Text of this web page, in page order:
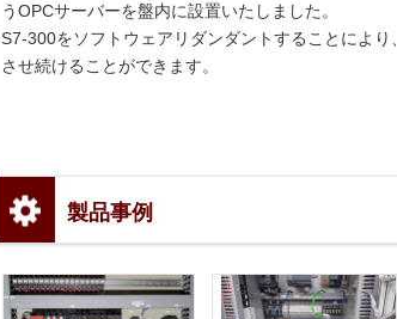
うOPCサーバーを盤内に設置いたしました。
S7-300をソフトウェアリダンダントすることによ
させ続けることができます。
製品事例